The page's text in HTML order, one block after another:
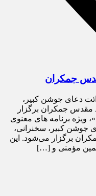
جمکران
دعای جوشن کبیر،
مقدس جمکران برگزار
ویژه برنامه های معنوی
جوشن کبیر، سخنرانی،
برگزار می‌شود. این
مؤمنی و […]